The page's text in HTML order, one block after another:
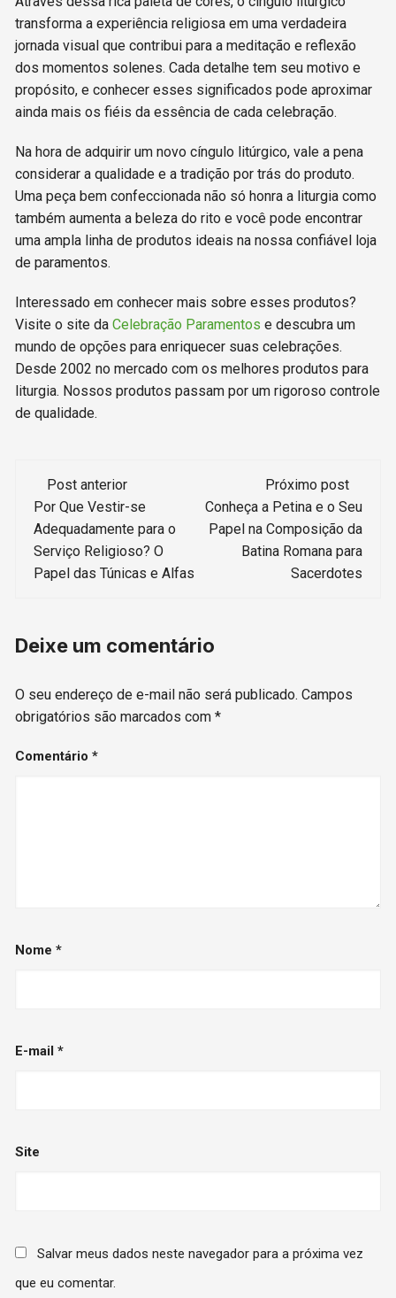
transforma a experiência religiosa em uma verdadeira
jornada visual que contribui para a meditação e reflexão
dos momentos solenes. Cada detalhe tem seu motivo e
propósito, e conhecer esses significados pode aproximar
ainda mais os fiéis da essência de cada celebração.
Na hora de adquirir um novo cíngulo litúrgico, vale a pena
considerar a qualidade e a tradição por trás do produto.
Uma peça bem confeccionada não só honra a liturgia como
também aumenta a beleza do rito e você pode encontrar
uma ampla linha de produtos ideais na nossa confiável loja
de paramentos.
Interessado em conhecer mais sobre esses produtos?
Visite o site daCelebração Paramentos e descubra um
mundo de opções para enriquecer suas celebrações.
Desde 2002 no mercado com os melhores produtos para
liturgia. Nossos produtos passam por um rigoroso controle
de qualidade.
Navegação
de
post
Post anterior
Por Que Vestir-se
Adequadamente para o
Serviço Religioso? O
Papel das Túnicas e Alfas
Próximo post
Conheça a Petina e o Seu
Papel na Composição da
Batina Romana para
Sacerdotes
Deixe um comentário
O seu endereço de e-mail não será publicado. Campos
obrigatórios são marcados com*
Comentário*
Nome*
E-mail*
Site
Salvar meus dados neste navegador para a próxima vez
que eu comentar.